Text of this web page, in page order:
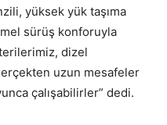
yüksek yük taşıma
sürüş konforuyla
dizel
uzun mesafeler
çalışabilirler” dedi.